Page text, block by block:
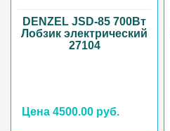
DENZEL JSD-85 700Вт
Лобзик электрический
27104
Цена 4500.00 руб.